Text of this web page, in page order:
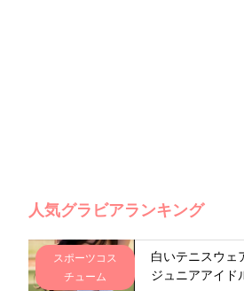
人気グラビアランキング
スポーツコス
チューム
白いテニスウェ
ジュニアアイド